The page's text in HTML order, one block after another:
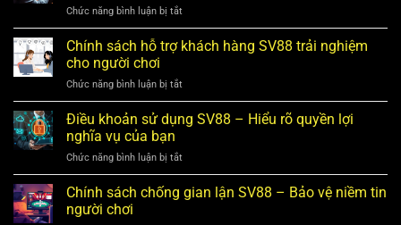
chi
tiết
để
SV88
của
bạn
và
hiệu
quả
Chức năng bình luận bị tắtở
Quy
định
thưởng
SV88
–
bạn
cần
biết
Chính sách hỗ trợ khách hàng SV88 trải nghiệm
cho người chơi
Chức năng bình luận bị tắtở
Chính
sách
hỗ
khách
hàng
SV88
Điều khoản sử dụng SV88 – Hiểu rõ quyền lợi
nghĩa vụ của bạn
Chức năng bình luận bị tắtở
Điều
khoản
sử
Chính sách chống gian lận SV88 – Bảo vệ niềm tin
người chơi